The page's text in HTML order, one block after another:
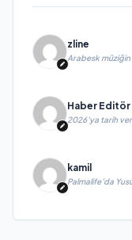
zline
Arabesk müziğin
Haber Editör
2026’ya tarih
kamil
Palmalife’da